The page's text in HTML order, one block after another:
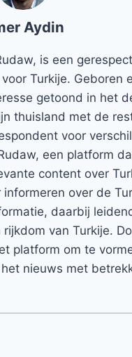
Aydin
is een
Turkije. Geboren
getoond in het
thuisland met de
voor
een platform
content over
over de
daarbij
van Turkije.
platform om te
nieuws met